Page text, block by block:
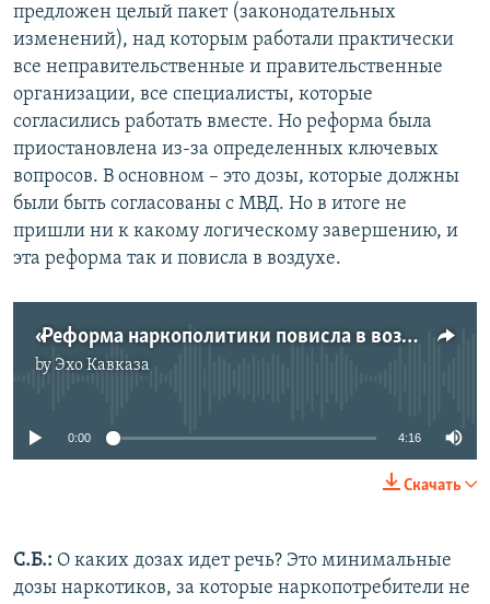
предложен целый пакет (законодательных
изменений), над которым работали практически
все неправительственные и правительственные
организации, все специалисты, которые
согласились работать вместе. Но реформа была
приостановлена из-за определенных ключевых
вопросов. В основном – это дозы, которые должны
были быть согласованы с МВД. Но в итоге не
пришли ни к какому логическому завершению, и
эта реформа так и повисла в воздухе.
«Реформа наркополитики повисла в воздухе»
by Эхо Кавказа
0:00 4:16
Скачать
С.Б.: О каких дозах идет речь? Это минимальные
дозы наркотиков, за которые наркопотребители не